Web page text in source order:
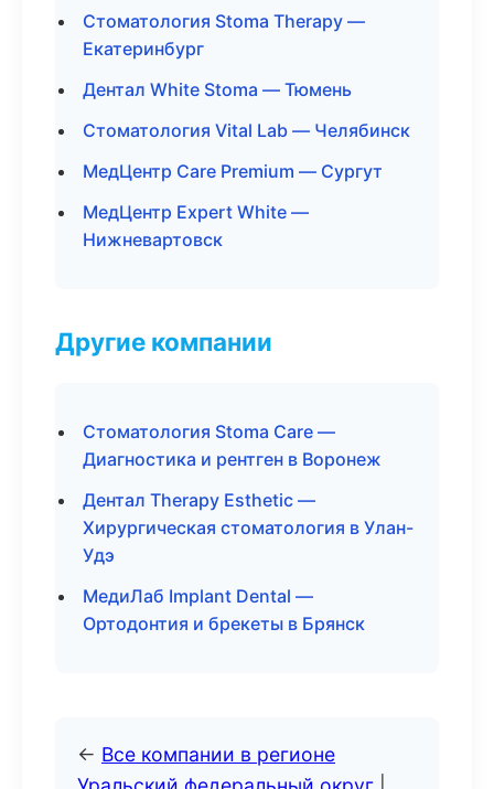
Стоматология Stoma Therapy —
Екатеринбург
Дентал White Stoma — Тюмень
Стоматология Vital Lab — Челябинск
МедЦентр Care Premium — Сургут
МедЦентр Expert White —
Нижневартовск
Другие компании
Стоматология Stoma Care —
Диагностика и рентген в Воронеж
Дентал Therapy Esthetic —
Хирургическая стоматология в Улан-
Удэ
МедиЛаб Implant Dental —
Ортодонтия и брекеты в Брянск
← Все компании в регионе